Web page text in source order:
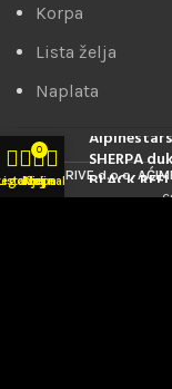
Korpa
Lista želja
Naplata
PRODRIVE d.o.o.
Alpinestars
SHERPA
BLACK
želja
0
Korpa
Moj nalog